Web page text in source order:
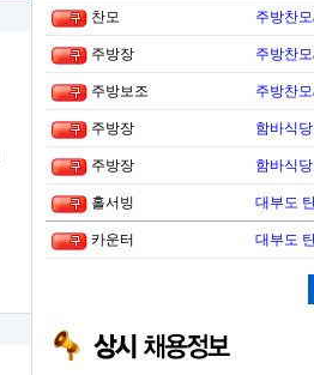
찬모 주방찬
주방장 주방찬
주방보조 주방찬
주방장 함바식
주방장 함바식
홀서빙 대부도
카운터 대부도